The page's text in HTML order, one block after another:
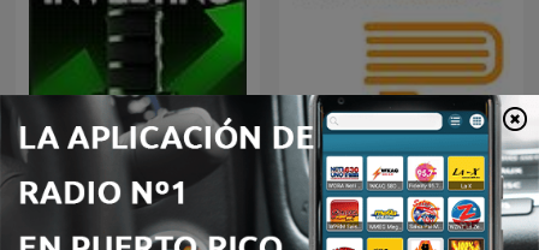
Motley Fool Hidden Gems
Investing
Libros para
Emprendedores